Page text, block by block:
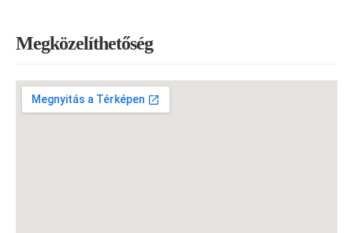
Megközelíthetőség